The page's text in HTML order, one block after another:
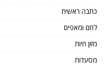
כתבה ראשית
לחם ומאפים
מזון חיות
מסעדות